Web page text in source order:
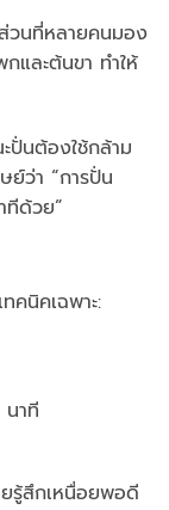
วนที่หลายคนมอง
กและต้นขา ทำให้
ปั่นต้องใช้กล้าม
ว่า “การปั่น
ทีด้วย”
คนิคเฉพาะ:
นาที
รู้สึกเหนื่อยพอดี